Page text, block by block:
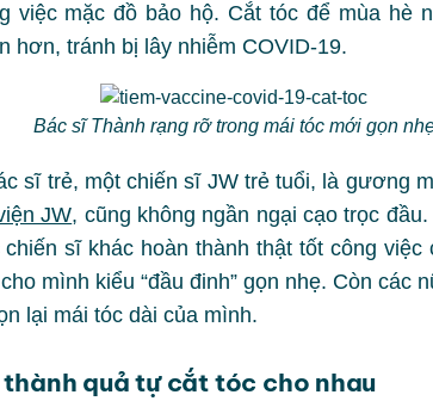
việc mặc đồ bảo hộ. Cắt tóc để mùa hè
hơn, tránh bị lây nhiễm COVID-19.
Bác sĩ Thành rạng rỡ trong mái tóc mới gọn
sĩ trẻ, một chiến sĩ JW trẻ tuổi, là gương
JW, cũng không ngần ngại cạo trọc
sĩ khác hoàn thành thật tốt công
mình kiểu “đầu đinh” gọn nhẹ. Còn các
lại mái tóc dài của mình.
thành quả tự cắt tóc cho nhau